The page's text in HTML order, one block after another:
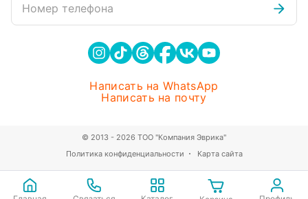
Номер телефона
Написать на WhatsApp
Написать на почту
Политика конфиденциальности Карта сайта
© 2013 - 2026 ТОО "Компания Эврика"